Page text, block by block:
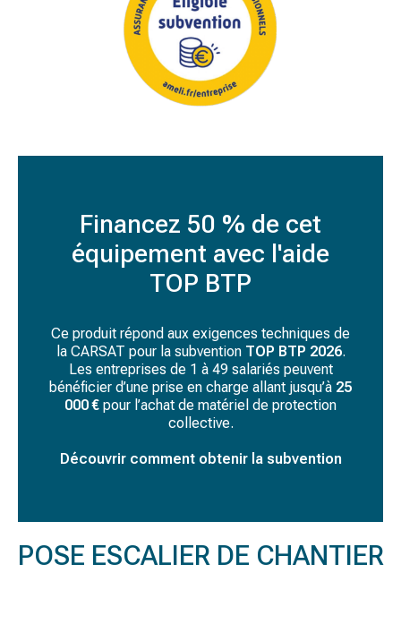
Financez 50 % de cet
équipement avec l'aide
TOP BTP
Ce produit répond aux exigences techniques de
la CARSAT pour la subvention TOP BTP 2026.
Les entreprises de 1 à 49 salariés peuvent
bénéficier d’une prise en charge allant jusqu’à 25
000 € pour l’achat de matériel de protection
collective.
Découvrir comment obtenir la subvention
POSE ESCALIER DE CHANTIER